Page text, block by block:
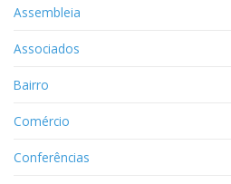
Assembleia
Associados
Bairro
Comércio
Conferências